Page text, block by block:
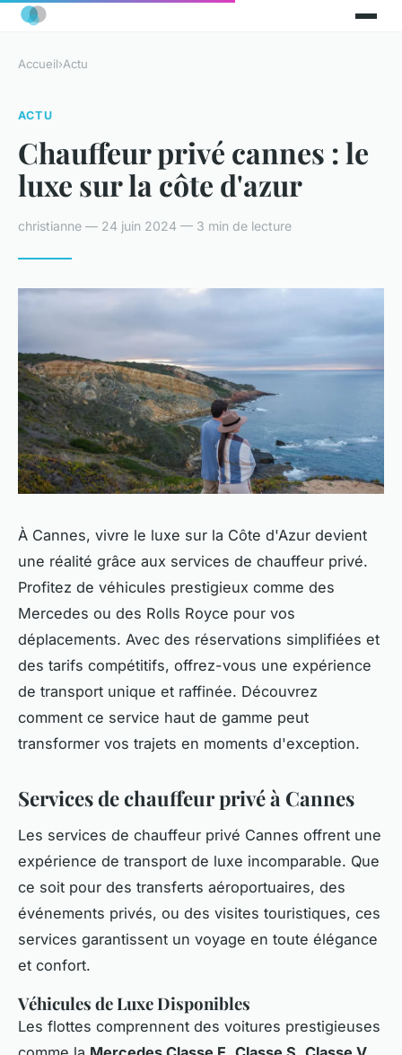
Accueil›Actu
ACTU
Chauffeur privé cannes : le
luxe sur la côte d'azur
christianne — 24 juin 2024 — 3 min de lecture
À Cannes, vivre le luxe sur la Côte d'Azur devient
une réalité grâce aux services de chauffeur privé.
Profitez de véhicules prestigieux comme des
Mercedes ou des Rolls Royce pour vos
déplacements. Avec des réservations simplifiées et
des tarifs compétitifs, offrez-vous une expérience
de transport unique et raffinée. Découvrez
comment ce service haut de gamme peut
transformer vos trajets en moments d'exception.
Services de chauffeur privé à Cannes
Les services de chauffeur privé Cannes offrent une
expérience de transport de luxe incomparable. Que
ce soit pour des transferts aéroportuaires, des
événements privés, ou des visites touristiques, ces
services garantissent un voyage en toute élégance
et confort.
Véhicules de Luxe Disponibles
Les flottes comprennent des voitures prestigieuses